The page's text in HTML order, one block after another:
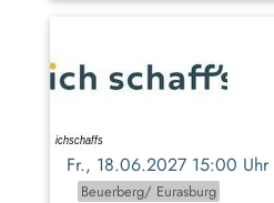
Fr., 18.06.2027 15:00 Uhr
Beuerberg/ Eurasburg